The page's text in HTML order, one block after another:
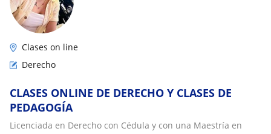
Clases on line
Derecho
CLASES ONLINE DE DERECHO Y CLASES DE
PEDAGOGÍA
Licenciada en Derecho con Cédula y con una Maestría en